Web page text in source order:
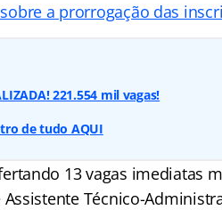
a prorrogação das
221.554 mil vagas!
de tudo AQUI
13 vagas imediatas
Técnico-